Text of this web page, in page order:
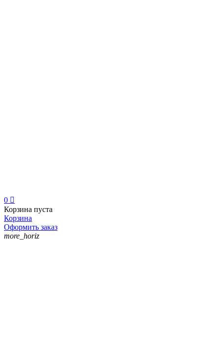
0 
Корзина пуста
Корзина
Оформить заказ
more_horiz